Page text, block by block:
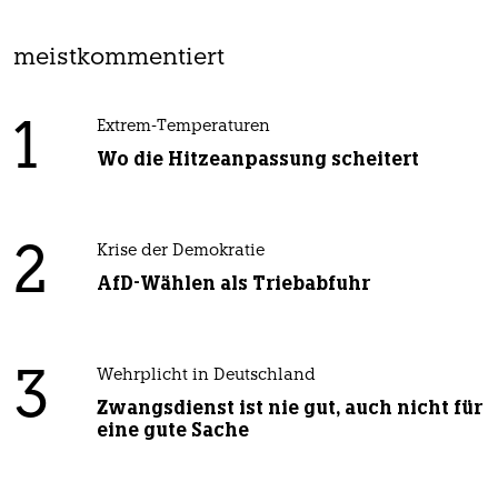
meistkommentiert
1 Extrem-Temperaturen
Wo die Hitzeanpassung scheitert
2 Krise der Demokratie
AfD-Wählen als Triebabfuhr
3 Wehrplicht in Deutschland
Zwangsdienst ist nie gut, auch nicht für
eine gute Sache